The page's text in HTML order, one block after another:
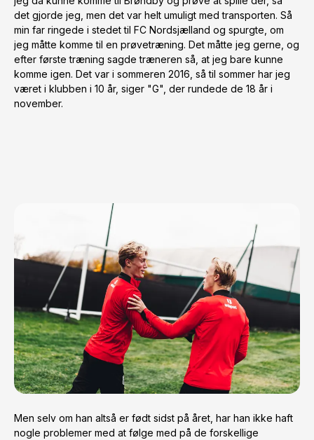
det gjorde jeg, men det var helt umuligt med transporten. Så
min far ringede i stedet til FC Nordsjælland og spurgte, om
jeg måtte komme til en prøvetræning. Det måtte jeg gerne, og
efter første træning sagde træneren så, at jeg bare kunne
komme igen. Det var i sommeren 2016, så til sommer har jeg
været i klubben i 10 år, siger "G", der rundede de 18 år i
november.
Men selv om han altså er født sidst på året, har han ikke haft
nogle problemer med at følge med på de forskellige